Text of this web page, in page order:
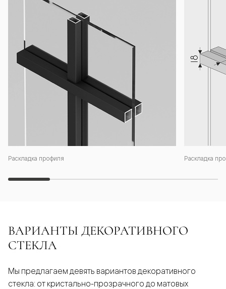
Раскладка профиля Раскладка
ВАРИАНТЫ ДЕКОРАТИВНОГО
СТЕКЛА
Мы предлагаем девять вариантов декоративного
стекла: от кристально-прозрачного до матовых